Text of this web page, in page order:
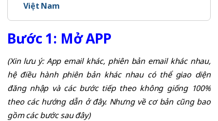
Việt Nam
Bước 1: Mở APP
(Xin lưu ý: App email khác, phiên bản email khác nhau,
hệ điều hành phiên bản khác nhau có thể giao diện
đăng nhập và các bước tiếp theo không giống 100%
theo các hướng dẫn ở đây. Nhưng về cơ bản cũng bao
gồm các bước sau đây)